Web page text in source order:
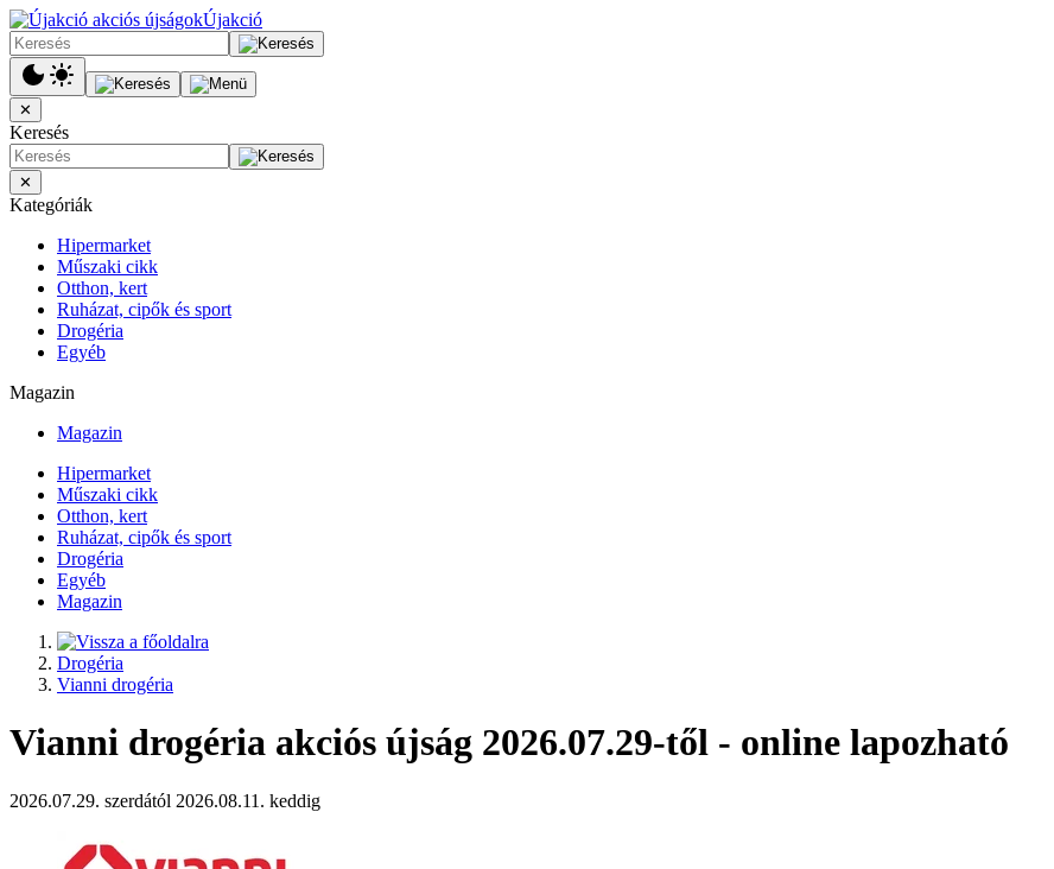
Újakció
✕
Keresés
✕
Kategóriák
Hipermarket
Műszaki cikk
Otthon, kert
Ruházat, cipők és sport
Drogéria
Egyéb
Magazin
Magazin
Hipermarket
Műszaki cikk
Otthon, kert
Ruházat, cipők és sport
Drogéria
Egyéb
Magazin
Drogéria
Vianni drogéria
Vianni drogéria akciós újság 2026.07.29-től - online lapozható
2026.07.29. szerdától 2026.08.11. keddig